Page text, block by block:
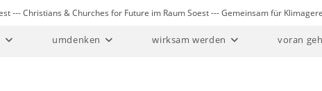
--- Christians & Churches for Future im Raum Soest --- Gemeinsam für
umdenken wirksam werden voran